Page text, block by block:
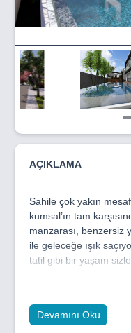
5
of
AÇIKLAMA
Sahile çok yakın
kumsal’ın tam
manzarası, benzersiz
ile geleceğe ışık
tatil gibi bir yaşam
bölgenin kira ve
değer kazanan bir
Devamını Oku